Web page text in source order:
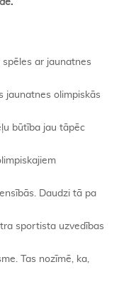
.
ar jaunatnes
jaunatnes olimpiskās
būtība jau tāpēc
Daudzi tā pa
sportista uzvedības
Tas nozīmē, ka,